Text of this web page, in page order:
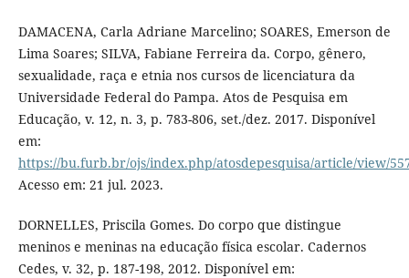
DAMACENA, Carla Adriane Marcelino; SOARES, Emerson de
Lima Soares; SILVA, Fabiane Ferreira da. Corpo, gênero,
sexualidade, raça e etnia nos cursos de licenciatura da
Universidade Federal do Pampa. Atos de Pesquisa em
Educação, v. 12, n. 3, p. 783-806, set./dez. 2017. Disponível
em:
https://bu.furb.br/ojs/index.php/atosdepesquisa/article/view/
Acesso em: 21 jul. 2023.
DORNELLES, Priscila Gomes. Do corpo que distingue
meninos e meninas na educação física escolar. Cadernos
Cedes, v. 32, p. 187-198, 2012. Disponível em: